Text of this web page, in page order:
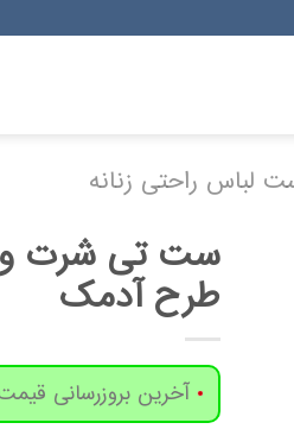
لباس راحتی زنانه
ست تی شرت و
طرح آدمک
آخرین بروزرسانی قیمت: 1 روز